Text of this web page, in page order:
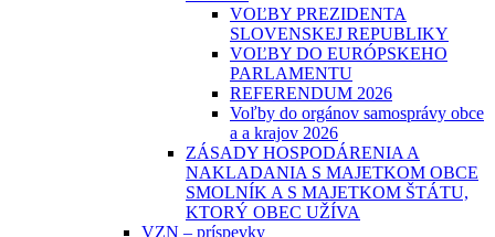
VOĽBY PREZIDENTA
SLOVENSKEJ REPUBLIKY
VOĽBY DO EURÓPSKEHO
PARLAMENTU
REFERENDUM 2026
Voľby do orgánov samosprávy obce
a a krajov 2026
ZÁSADY HOSPODÁRENIA A
NAKLADANIA S MAJETKOM OBCE
SMOLNÍK A S MAJETKOM ŠTÁTU,
KTORÝ OBEC UŽÍVA
VZN – príspevky